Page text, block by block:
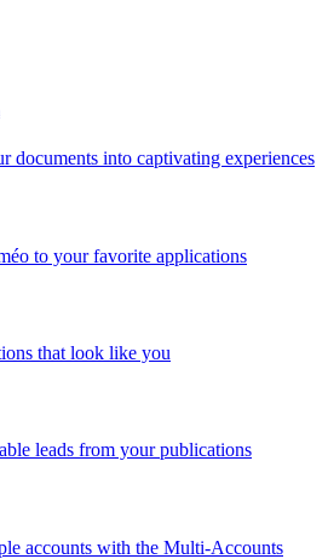
documents into captivating experiences
to your favorite applications
that look like you
leads from your publications
accounts with the Multi-Accounts